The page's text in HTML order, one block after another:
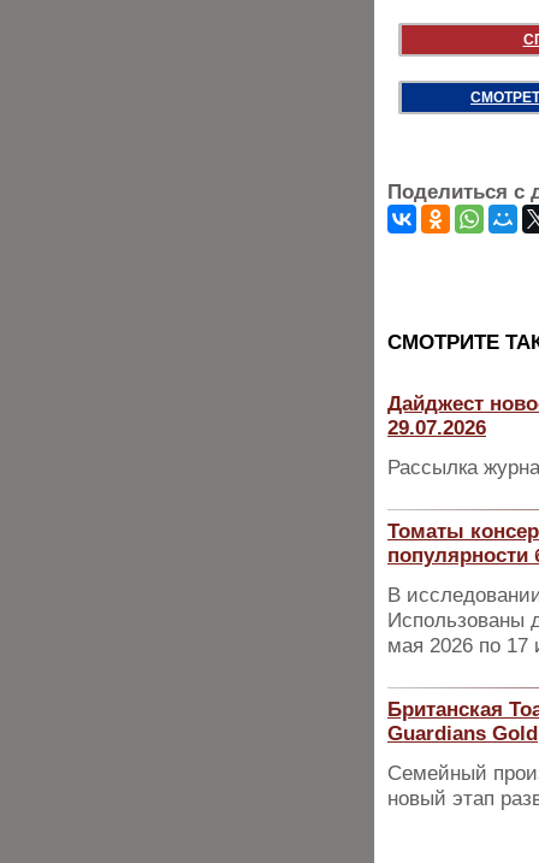
Поделиться с
CМОТРИТЕ
Дайджест
29.07.2026
Рассылка
Томаты
популярности
В
Использованы
мая 2026 по 17
Британская
Guardians Gold
Семейный
новый этап